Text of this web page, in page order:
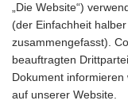
„Die Website“)
(der Einfachheit
zusammengefasst).
beauftragten
Dokument
auf unserer Website.